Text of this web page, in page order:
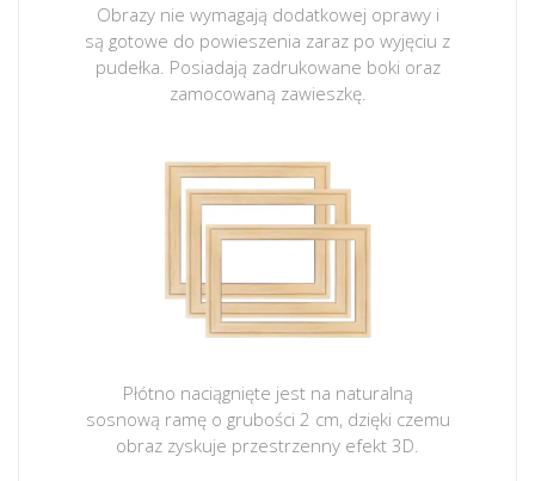
Obrazy nie wymagają dodatkowej oprawy i
są gotowe do powieszenia zaraz po wyjęciu z
pudełka. Posiadają zadrukowane boki oraz
zamocowaną zawieszkę.
Płótno naciągnięte jest na naturalną
sosnową ramę o grubości 2 cm, dzięki czemu
obraz zyskuje przestrzenny efekt 3D.